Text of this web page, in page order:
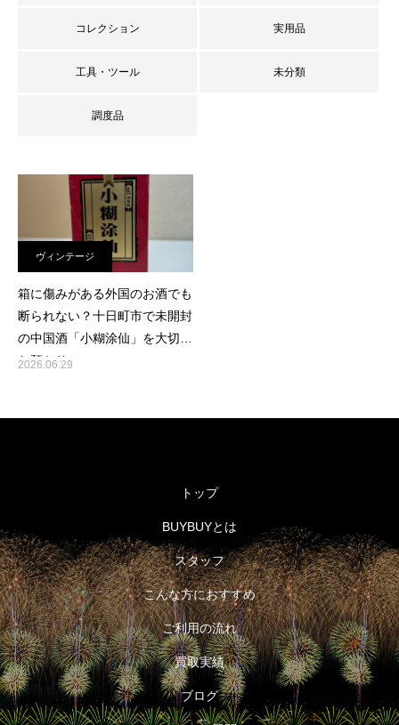
査定員ブログ
コレクション 実用品
工具・ツール 未分類
調度品
ヴィンテージ
箱に傷みがある外国のお酒でも
断られない？十日町市で未開封
の中国酒「小糊涂仙」を大切に
お預かり
2026.06.29
トップ
BUYBUYとは
スタッフ
こんな方におすすめ
ご利用の流れ
買取実績
ブログ